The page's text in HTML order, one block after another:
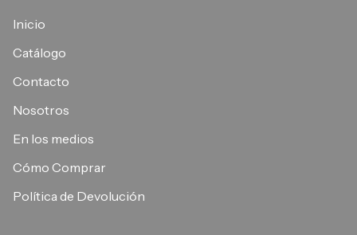
Inicio
Catálogo
Contacto
Nosotros
En los medios
Cómo Comprar
Política de Devolución